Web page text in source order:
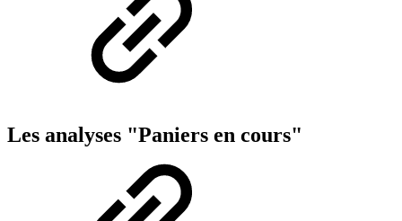
Les analyses "Paniers en cours"